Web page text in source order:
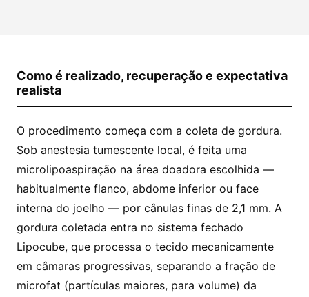
Como é realizado, recuperação e expectativa
realista
O procedimento começa com a coleta de gordura.
Sob anestesia tumescente local, é feita uma
microlipoaspiração na área doadora escolhida —
habitualmente flanco, abdome inferior ou face
interna do joelho — por cânulas finas de 2,1 mm. A
gordura coletada entra no sistema fechado
Lipocube, que processa o tecido mecanicamente
em câmaras progressivas, separando a fração de
microfat (partículas maiores, para volume) da